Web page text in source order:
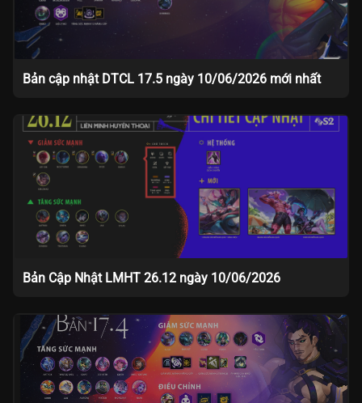
Bản cập nhật DTCL 17.5 ngày 10/06/2026 mới nhất
Bản Cập Nhật LMHT 26.12 ngày 10/06/2026